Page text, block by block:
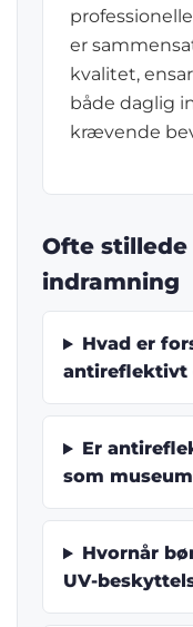
er
kvalitet,
både daglig
krævende
Ofte stillede
indramning
Hvad er
antireflektivt
Er
som
Hvornår
UV-